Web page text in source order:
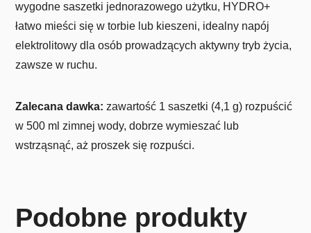
wygodne saszetki jednorazowego użytku, HYDRO+
łatwo mieści się w torbie lub kieszeni, idealny napój
elektrolitowy dla osób prowadzących aktywny tryb życia,
zawsze w ruchu.
Zalecana dawka: zawartość 1 saszetki (4,1 g) rozpuścić
w 500 ml zimnej wody, dobrze wymieszać lub
wstrząsnąć, aż proszek się rozpuści.
Podobne produkty